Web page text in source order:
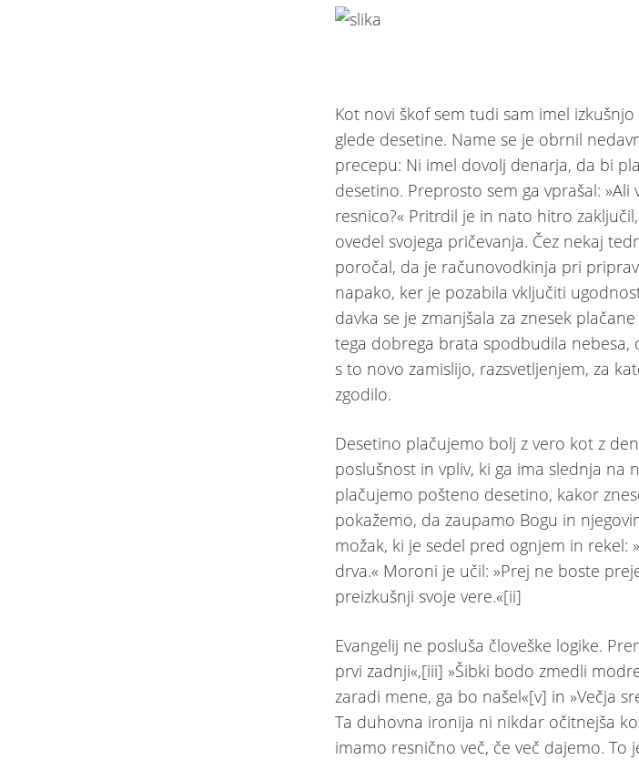
Kot novi škof sem tudi sam imel
glede desetine. Name se je obrnil
precepu: Ni imel dovolj denarja, da bi
desetino. Preprosto sem ga vprašal:
resnico?« Pritrdil je in nato hitro
ovedel svojega pričevanja. Čez nekaj
poročal, da je računovodkinja pri
napako, ker je pozabila vključiti
davka se je zmanjšala za znesek
tega dobrega brata spodbudila
s to novo zamislijo, razsvetljenjem, za
zgodilo.
Desetino plačujemo bolj z vero kot z
poslušnost in vpliv, ki ga ima slednja na
plačujemo pošteno desetino, kakor
pokažemo, da zaupamo Bogu in
možak, ki je sedel pred ognjem in
drva.« Moroni je učil: »Prej ne boste
preizkušnji svoje vere.«[ii]
Evangelij ne posluša človeške logike.
prvi zadnji«,[iii] »Šibki bodo zmedli
zaradi mene, ga bo našel«[v] in »Večja
Ta duhovna ironija ni nikdar očitnejša
imamo resnično več, če več dajemo. To